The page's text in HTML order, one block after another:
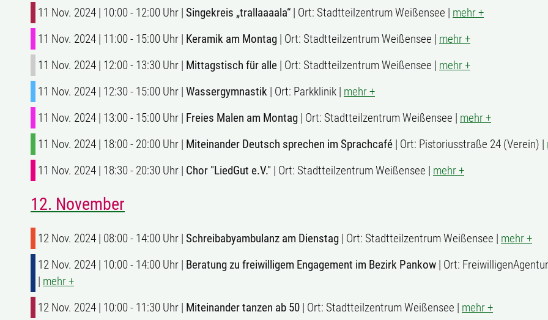
11 Nov. 2024 | 10:00 - 12:00 Uhr | Singekreis „trallaaaala“ | Ort: Stadtteilzentrum Weißensee | mehr +
11 Nov. 2024 | 11:00 - 15:00 Uhr | Keramik am Montag | Ort: Stadtteilzentrum Weißensee | mehr +
11 Nov. 2024 | 12:00 - 13:30 Uhr | Mittagstisch für alle | Ort: Stadtteilzentrum Weißensee | mehr +
11 Nov. 2024 | 12:30 - 15:00 Uhr | Wassergymnastik | Ort: Parkklinik | mehr +
11 Nov. 2024 | 13:00 - 15:00 Uhr | Freies Malen am Montag | Ort: Stadtteilzentrum Weißensee | mehr +
11 Nov. 2024 | 18:00 - 20:00 Uhr | Miteinander Deutsch sprechen im Sprachcafé | Ort: Pistoriusstraße 24 (Verein) |
11 Nov. 2024 | 18:30 - 20:30 Uhr | Chor "LiedGut e.V." | Ort: Stadtteilzentrum Weißensee | mehr +
12. November
12 Nov. 2024 | 08:00 - 14:00 Uhr | Schreibabyambulanz am Dienstag | Ort: Stadtteilzentrum Weißensee | mehr +
12 Nov. 2024 | 10:00 - 14:00 Uhr | Beratung zu freiwilligem Engagement im Bezirk Pankow | Ort:
| mehr +
12 Nov. 2024 | 10:00 - 11:30 Uhr | Miteinander tanzen ab 50 | Ort: Stadtteilzentrum Weißensee | mehr +